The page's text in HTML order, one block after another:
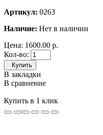
Артикул: 0263
Наличие: Нет в наличии
Цена: 1600.00 р.
Кол-во:
Купить
В закладки
В сравнение
Купить в 1 клик